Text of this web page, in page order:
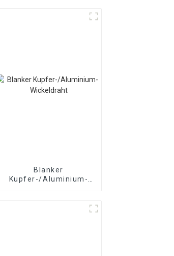
Blanker
Kupfer-/Aluminium-